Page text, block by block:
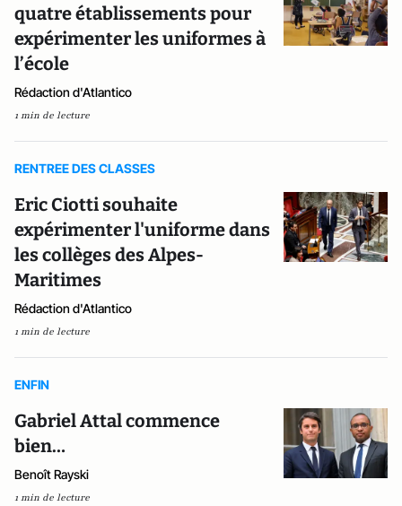
quatre établissements pour
expérimenter les uniformes à
l’école
Rédaction d'Atlantico
1 min de lecture
RENTREE DES CLASSES
Eric Ciotti souhaite
expérimenter l'uniforme dans
les collèges des Alpes-
Maritimes
Rédaction d'Atlantico
1 min de lecture
ENFIN
Gabriel Attal commence
bien…
Benoît Rayski
1 min de lecture